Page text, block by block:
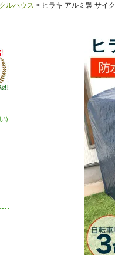
ルハウス ヒラキ アルミ製 サイ